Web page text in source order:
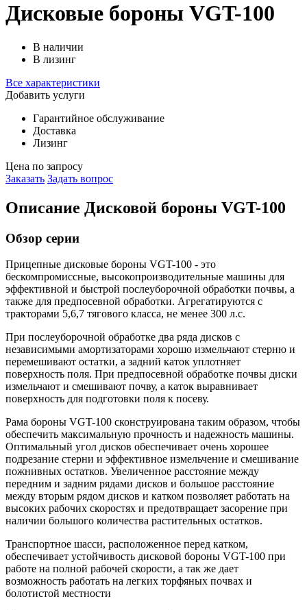
Дисковые бороны VGT-100
В наличии
В лизинг
Все характеристики
Добавить услуги
Гарантийное обслуживание
Доставка
Лизинг
Цена по запросу
Заказать Задать вопрос
Описание Дисковой бороны VGT-100
Обзор серии
Прицепные дисковые бороны VGT-100 - это
бескомпромиссные, высокопроизводительные машины для
эффективной и быстрой послеуборочной обработки почвы, а
также для предпосевной обработки. Агрегатируются с
тракторами 5,6,7 тягового класса, не менее 300 л.с.
При послеуборочной обработке два ряда дисков с
независимыми амортизаторами хорошо измельчают стерню и
перемешивают остатки, а задний каток уплотняет
поверхность поля. При предпосевной обработке почвы диски
измельчают и смешивают почву, а каток выравнивает
поверхность для подготовки поля к посеву.
Рама бороны VGT-100 сконструирована таким образом, чтобы
обеспечить максимальную прочность и надежность машины.
Оптимальный угол дисков обеспечивает очень хорошее
подрезание стерни и эффективное измельчение и смешивание
пожнивных остатков. Увеличенное расстояние между
передним и задним рядами дисков и большое расстояние
между вторым рядом дисков и катком позволяет работать на
высоких рабочих скоростях и предотвращает засорение при
наличии большого количества растительных остатков.
Транспортное шасси, расположенное перед катком,
обеспечивает устойчивость дисковой бороны VGT-100 при
работе на полной рабочей скорости, а так же дает
возможность работать на легких торфяных почвах и
болотистой местности